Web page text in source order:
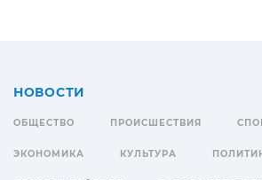
НОВОСТИ
ОБЩЕСТВО ПРОИСШЕСТВИЯ
ЭКОНОМИКА КУЛЬТУРА